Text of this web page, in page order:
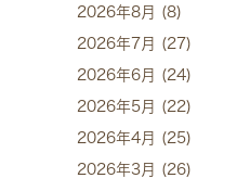
2026年8月 (8)
2026年7月 (27)
2026年6月 (24)
2026年5月 (22)
2026年4月 (25)
2026年3月 (26)